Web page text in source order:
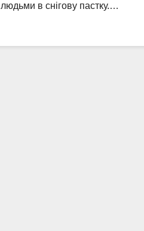
людьми в снігову пастку.…